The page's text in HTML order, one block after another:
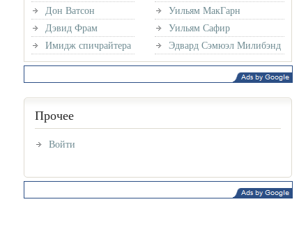
Дон Ватсон
Дэвид Фрам
Имидж спичрайтера
Уильям МакГарн
Уильям Сафир
Эдвард Сэмюэл Милибэнд
Прочее
Войти